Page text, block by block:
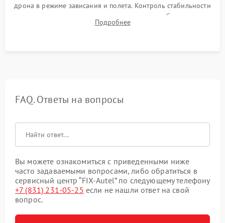
дрона в режиме зависания и полета. Контроль стабильности
удержания точки, качества передачи видео, работы системы
возврата домой (RTH) и дальности радиосвязи.
Подробнее
FAQ. Ответы на вопросы
Вы можете ознакомиться с приведенными ниже
часто задаваемыми вопросами, либо обратиться в
сервисный центр “FIX-Autel” по следующему телефону
+7 (831) 231-05-25 если не нашли ответ на свой
вопрос.